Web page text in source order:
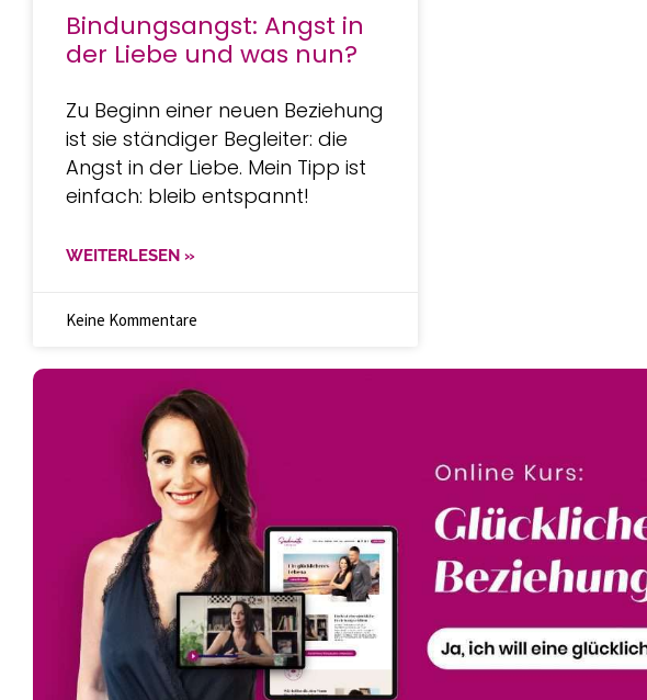
Bindungsangst: Angst in
der Liebe und was nun?
Zu Beginn einer neuen Beziehung
ist sie ständiger Begleiter: die
Angst in der Liebe. Mein Tipp ist
einfach: bleib entspannt!
WEITERLESEN »
Keine Kommentare